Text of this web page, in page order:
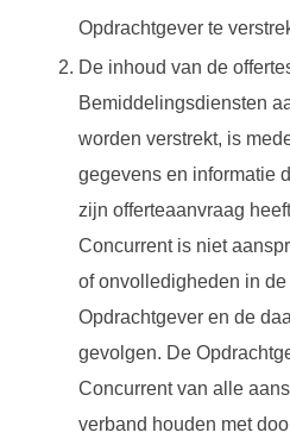
Opdrachtgever te
De inhoud van de
Bemiddelingsdiensten
worden verstrekt, is
gegevens en informatie
zijn offerteaanvraag
Concurrent is niet
of onvolledigheden in
Opdrachtgever en de
gevolgen. De
Concurrent van alle
verband houden met